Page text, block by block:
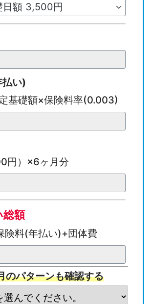
い)
基礎額×保険料率(0.003)
円）×6ヶ月分
総額
険料(年払い)+団体費
のパターンも確認する